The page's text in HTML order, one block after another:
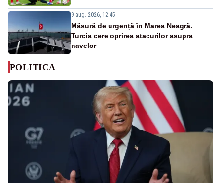
9 aug. 2026, 12:45
Măsură de urgență în Marea Neagră.
Turcia cere oprirea atacurilor asupra
navelor
POLITICA